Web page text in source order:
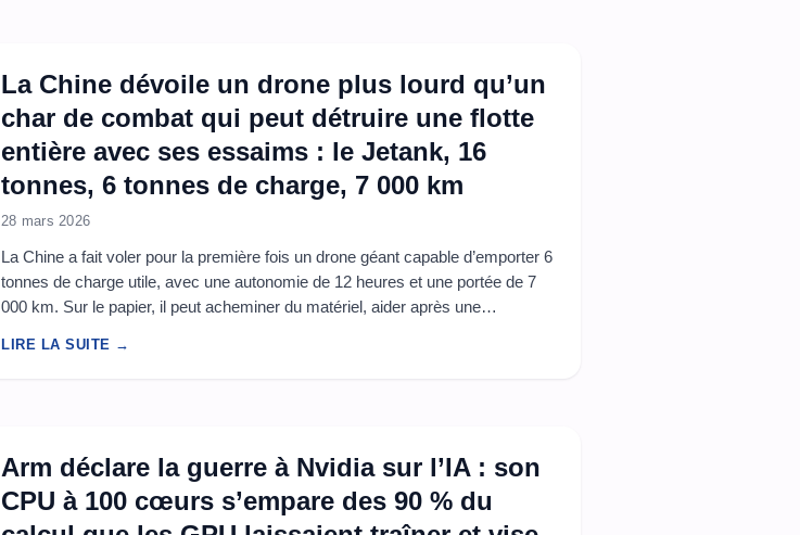
La Chine dévoile un drone plus lourd qu’un
char de combat qui peut détruire une flotte
entière avec ses essaims : le Jetank, 16
tonnes, 6 tonnes de charge, 7 000 km
28 mars 2026
La Chine a fait voler pour la première fois un drone géant capable d’emporter 6
tonnes de charge utile, avec une autonomie de 12 heures et une portée de 7
000 km. Sur le papier, il peut acheminer du matériel, aider après une
LIRE LA SUITE →
Arm déclare la guerre à Nvidia sur l’IA : son
CPU à 100 cœurs s’empare des 90 % du